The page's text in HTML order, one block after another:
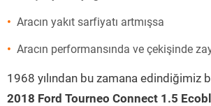
Aracın yakıt sarfiyatı artmışsa
Aracın performansında ve çekişinde
1968 yılından bu zamana edindiğimiz
2018 Ford Tourneo Connect 1.5